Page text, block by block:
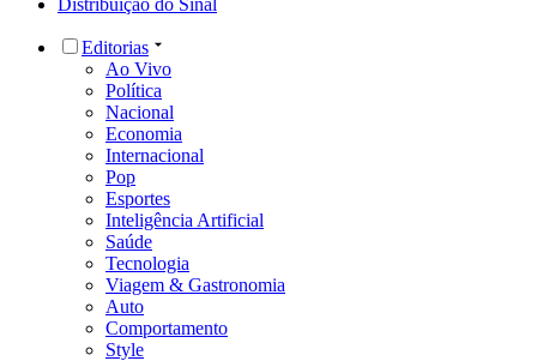
Distribuição do Sinal
Editorias
Ao Vivo
Política
Nacional
Economia
Internacional
Pop
Esportes
Inteligência Artificial
Saúde
Tecnologia
Viagem & Gastronomia
Auto
Comportamento
Style